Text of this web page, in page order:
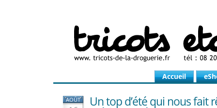
Accueil
AOÛT Un top d’été qui nous fait